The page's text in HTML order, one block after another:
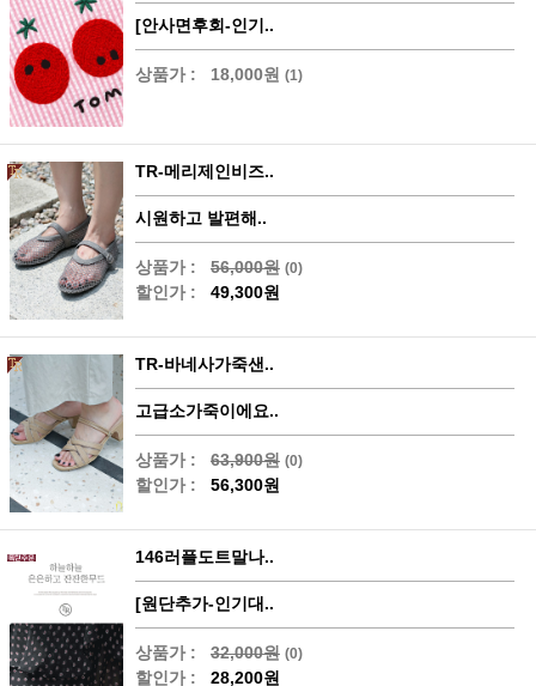
[안사면후회-인기..
상품가 : 18,000원 (1)
TR-메리제인비즈..
시원하고 발편해..
상품가 : 56,000원 (0)
할인가 : 49,300원
TR-바네사가죽샌..
고급소가죽이에요..
상품가 : 63,900원 (0)
할인가 : 56,300원
146러플도트말나..
[원단추가-인기대..
상품가 : 32,000원 (0)
할인가 : 28,200원